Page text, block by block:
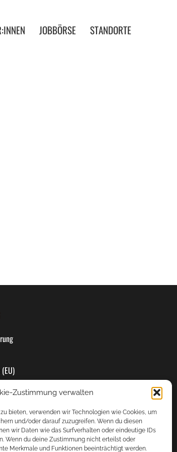
Zustimmung verwalten
bieten, verwenden wir Technologien wie Cookies, um
und/oder darauf zuzugreifen. Wenn du diesen
wir Daten wie das Surfverhalten oder eindeutige IDs
Wenn du deine Zustimmung nicht erteilst oder
Merkmale und Funktionen beeinträchtigt werden.
JOBBÖRSE STANDORTE